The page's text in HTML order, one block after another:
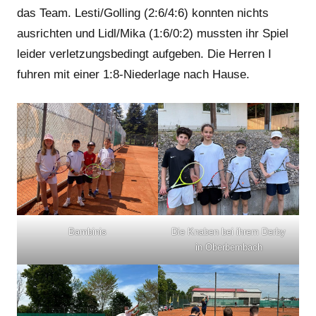
das Team. Lesti/Golling (2:6/4:6) konnten nichts
ausrichten und Lidl/Mika (1:6/0:2) mussten ihr Spiel
leider verletzungsbedingt aufgeben. Die Herren I
fuhren mit einer 1:8-Niederlage nach Hause.
Bambinis
Die Knaben bei ihrem Derby
in Oberbernbach